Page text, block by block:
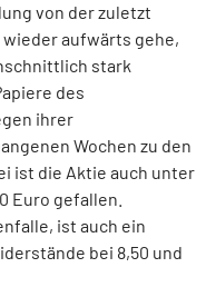
von der zuletzt
aufwärts gehe,
stark
des
ihrer
Wochen zu den
ist die Aktie auch unter
Euro gefallen.
ist auch ein
bei 8,50 und